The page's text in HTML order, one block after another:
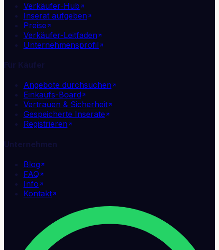
Verkäufer-Hub
Inserat aufgeben
Preise
Verkäufer-Leitfaden
Unternehmensprofil
Für Käufer
Angebote durchsuchen
Einkaufs-Board
Vertrauen & Sicherheit
Gespeicherte Inserate
Registrieren
Unternehmen
Blog
FAQ
Info
Kontakt